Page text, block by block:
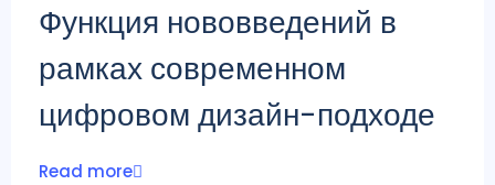
Функция нововведений в
рамках современном
цифровом дизайн-подходе
Read more